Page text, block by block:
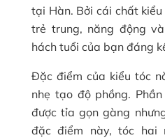
tại Hàn. Bởi cái chất
trẻ trung, năng động
hách tuổi của bạn đáng
Đặc điểm của kiểu tóc
nhẹ tạo độ phồng.
được tỉa gọn gàng
đặc điểm này, tóc hai